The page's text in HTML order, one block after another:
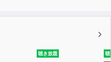
聴き放題 聴